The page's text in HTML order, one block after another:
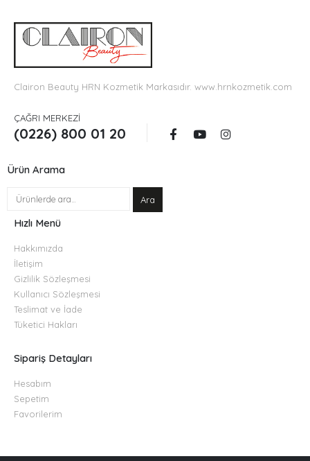
Clairon Beauty HRN Kozmetik Markasıdır. www.hrnkozmetik.com
ÇAĞRI MERKEZI
(0226) 800 01 20
Ürün Arama
Ara
Hızlı Menü
Hakkımızda
İletişim
Gizlilik Sözleşmesi
Kullanıcı Sözleşmesi
Teslimat ve İade
Tüketici Hakları
Sipariş Detayları
Hesabım
Sepetim
Favorilerim